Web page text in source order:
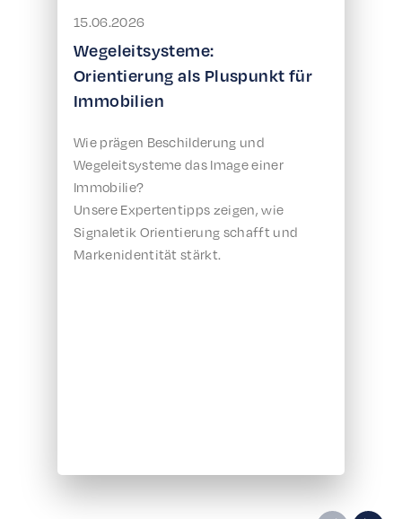
15.06.2026
Wegeleitsysteme:
Orientierung als Pluspunkt für
Immobilien
Wie prägen Beschilderung und
Wegeleitsysteme das Image einer
Immobilie?
Unsere Expertentipps zeigen, wie
Signaletik Orientierung schafft und
Markenidentität stärkt.